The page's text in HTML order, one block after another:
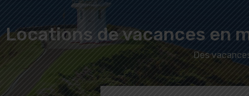
Locations de vacances en
Des